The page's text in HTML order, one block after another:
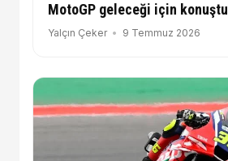
MotoGP geleceği için konuştu
Yalçın Çeker 9 Temmuz 2026